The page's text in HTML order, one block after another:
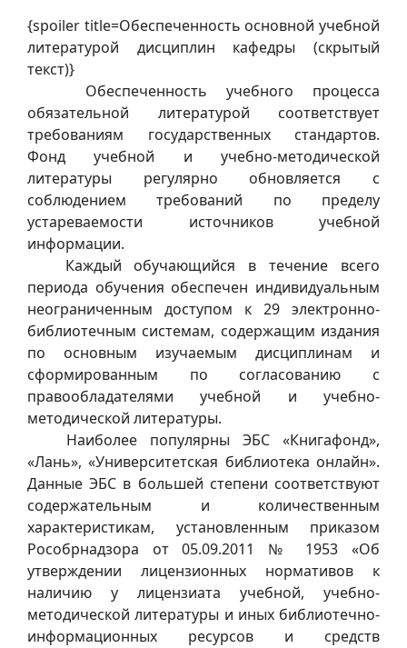
{spoiler title=Обеспеченность основной учебной
литературой дисциплин кафедры (скрытый
текст)}
Обеспеченность учебного процесса
обязательной литературой соответствует
требованиям государственных стандартов.
Фонд учебной и учебно-методической
литературы регулярно обновляется с
соблюдением требований по пределу
устареваемости источников учебной
информации.
Каждый обучающийся в течение всего
периода обучения обеспечен индивидуальным
неограниченным доступом к 29 электронно-
библиотечным системам, содержащим издания
по основным изучаемым дисциплинам и
сформированным по согласованию с
правообладателями учебной и учебно-
методической литературы.
Наиболее популярны ЭБС «Книгафонд»,
«Лань», «Университетская библиотека онлайн».
Данные ЭБС в большей степени соответствуют
содержательным и количественным
характеристикам, установленным приказом
Рособрнадзора от 05.09.2011 № 1953 «Об
утверждении лицензионных нормативов к
наличию у лицензиата учебной, учебно-
методической литературы и иных библиотечно-
информационных ресурсов и средств